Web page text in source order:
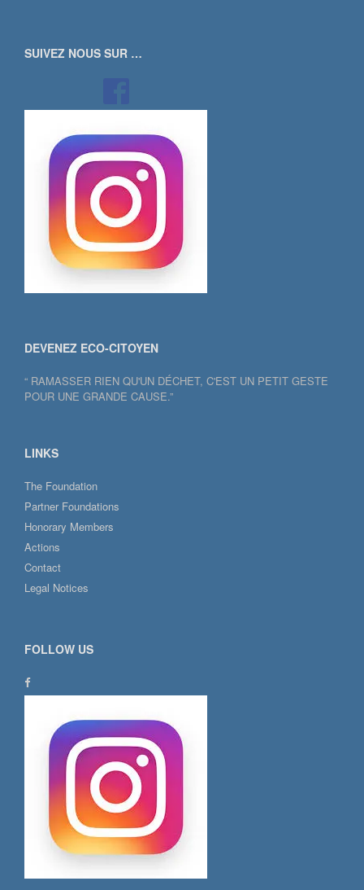
SUIVEZ NOUS SUR …
DEVENEZ ECO-CITOYEN
“ RAMASSER RIEN QU'UN DÉCHET, C'EST UN PETIT GESTE
POUR UNE GRANDE CAUSE.”
LINKS
The Foundation
Partner Foundations
Honorary Members
Actions
Contact
Legal Notices
FOLLOW US